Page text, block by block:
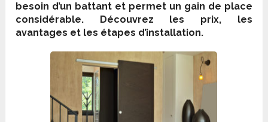
besoin d’un battant et permet un gain de place
considérable. Découvrez les prix, les
avantages et les étapes d’installation.